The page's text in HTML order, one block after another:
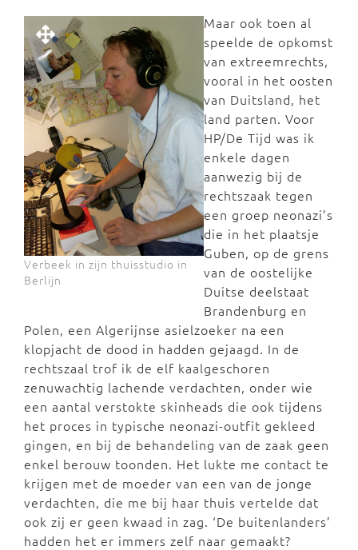
Verbeek in zijn thuisstudio in
Berlijn
Maar ook toen al
speelde de opkomst
van extreemrechts,
vooral in het oosten
van Duitsland, het
land parten. Voor
HP/De Tijd was ik
enkele dagen
aanwezig bij de
rechtszaak tegen
een groep neonazi’s
die in het plaatsje
Guben, op de grens
van de oostelijke
Duitse deelstaat
Brandenburg en
Polen, een Algerijnse asielzoeker na een
klopjacht de dood in hadden gejaagd. In de
rechtszaal trof ik de elf kaalgeschoren
zenuwachtig lachende verdachten, onder wie
een aantal verstokte skinheads die ook tijdens
het proces in typische neonazi-outfit gekleed
gingen, en bij de behandeling van de zaak geen
enkel berouw toonden. Het lukte me contact te
krijgen met de moeder van een van de jonge
verdachten, die me bij haar thuis vertelde dat
ook zij er geen kwaad in zag. ‘De buitenlanders’
hadden het er immers zelf naar gemaakt?